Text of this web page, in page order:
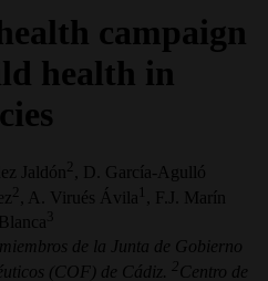
campaign
health in
Jaldón2 , D. García-Agulló
, A. Virués Ávila 1
, F.J. Marín
3
de la Junta de Gobierno
(COF) de Cádiz.
2Centro de